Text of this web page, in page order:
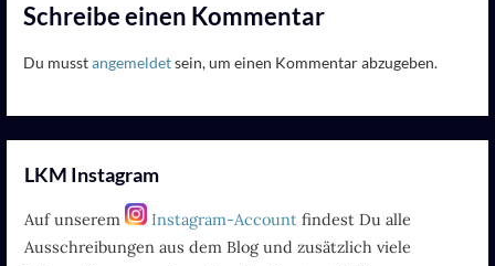
Schreibe einen Kommentar
Du musstangemeldetsein, um einen Kommentar abzugeben.
LKM Instagram
Auf unserem Instagram-Account findest Du alle
Ausschreibungen aus dem Blog und zusätzlich viele